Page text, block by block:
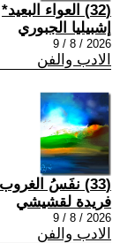
(32) العواء البعيد*
إشبيليا الجبوري
2026 / 8 / 9
الادب والفن
(33) نفَسُ الغروب
فريدة لقشيشي
2026 / 8 / 9
الادب والفن